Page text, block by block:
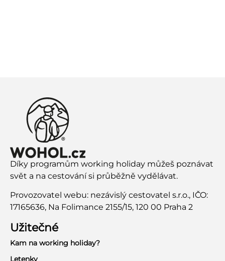
Díky programům working holiday můžeš poznávat
svět a na cestování si průběžně vydělávat.
Provozovatel webu: nezávislý cestovatel s.r.o., IČO:
17165636, Na Folimance 2155/15, 120 00 Praha 2
Užitečné
Kam na working holiday?
Letenky